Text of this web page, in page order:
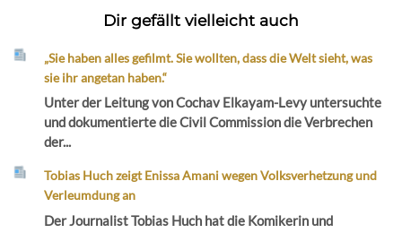
Dir gefällt vielleicht auch
„Sie haben alles gefilmt. Sie wollten, dass die Welt sieht, was
sie ihr angetan haben.“
Unter der Leitung von Cochav Elkayam-Levy untersuchte
und dokumentierte die Civil Commission die Verbrechen
der...
Tobias Huch zeigt Enissa Amani wegen Volksverhetzung und
Verleumdung an
Der Journalist Tobias Huch hat die Komikerin und